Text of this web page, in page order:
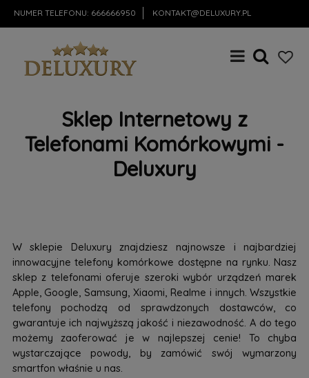
NUMER TELEFONU: 666666950 KONTAKT@DELUXURY.PL
Sklep Internetowy z
Telefonami Komórkowymi -
Deluxury
W sklepie Deluxury znajdziesz najnowsze i najbardziej
innowacyjne telefony komórkowe dostępne na rynku. Nasz
sklep z telefonami oferuje szeroki wybór urządzeń marek
Apple, Google, Samsung, Xiaomi, Realme i innych. Wszystkie
telefony pochodzą od sprawdzonych dostawców, co
gwarantuje ich najwyższą jakość i niezawodność. A do tego
możemy zaoferować je w najlepszej cenie! To chyba
wystarczające powody, by zamówić swój wymarzony
smartfon właśnie u nas.